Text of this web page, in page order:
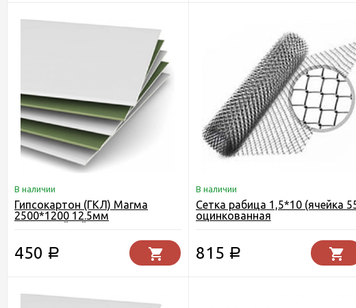
В наличии
Гипсокартон (ГКЛ) Магма
2500*1200 12.5мм
влагостойкий
450 Р
В наличии
Сетка рабица 1,5*10 (ячейка
оцинкованная
815 Р